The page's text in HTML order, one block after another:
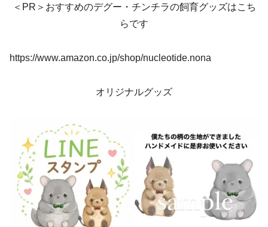
＜PR＞おすすめのデグー・チンチラの飼育グッズはこち
らです
https://www.amazon.co.jp/shop/nucleotide.nona
オリジナルグッズ